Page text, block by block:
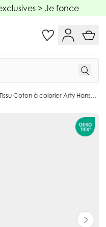
> Je fonce
Tissu Coton à colorier Arty Hansen Noël sur fond Blanc - Par 10 cm